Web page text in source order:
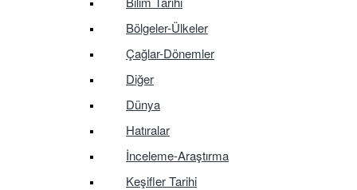
Bölgeler-Ülkeler
Çağlar-Dönemler
Diğer
Dünya
Hatıralar
İnceleme-Araştırma
Keşifler Tarihi